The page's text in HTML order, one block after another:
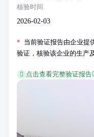
核验时间
2026-02-03
* 当前验证报告由企业提
验证，核验该企业的生产
点击查看完整验证报告